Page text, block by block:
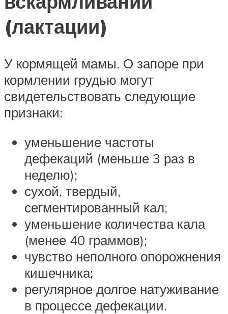
(лактации)
У кормящей мамы. О запоре при
кормлении грудью могут
свидетельствовать следующие
признаки:
уменьшение частоты
дефекаций (меньше 3 раз в
неделю);
сухой, твердый,
сегментированный кал;
уменьшение количества кала
(менее 40 граммов);
чувство неполного опорожнения
кишечника;
регулярное долгое натуживание
в процессе дефекации.